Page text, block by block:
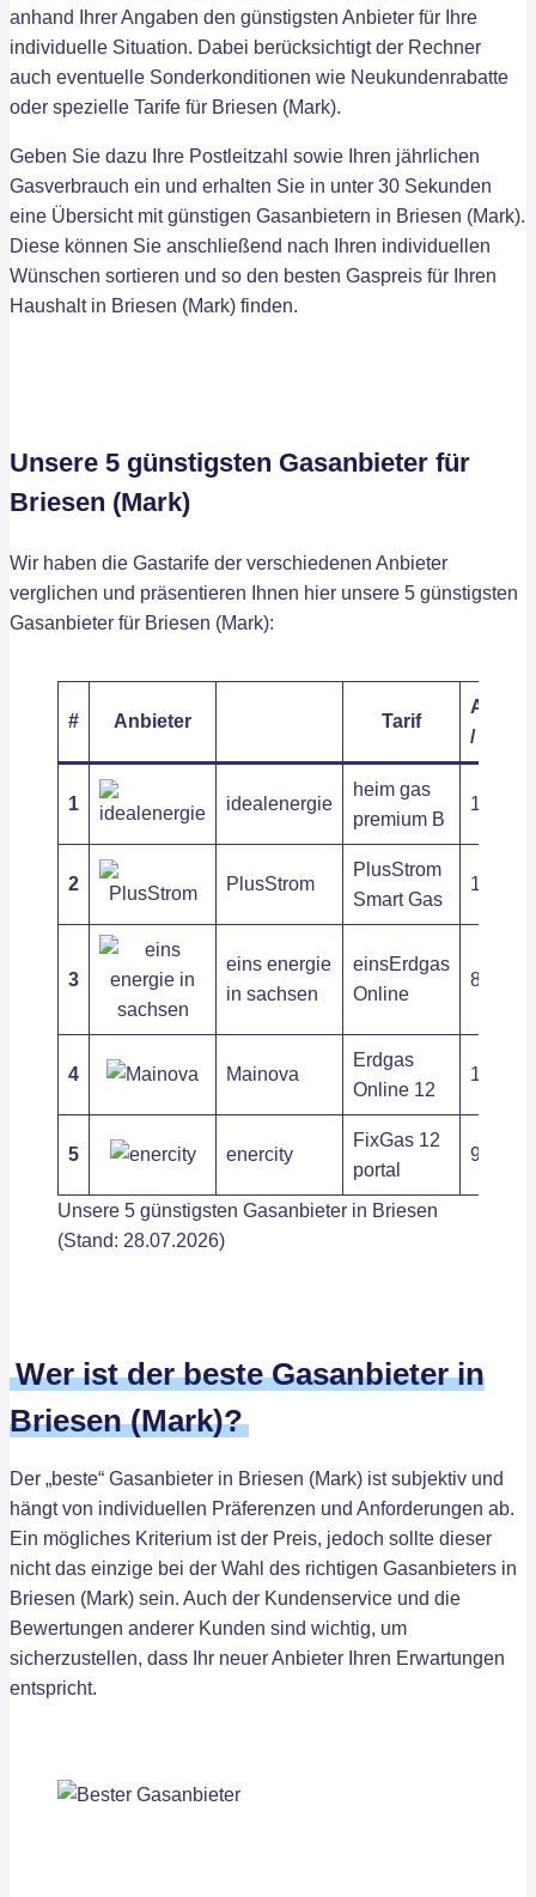
anhand Ihrer Angaben den günstigsten Anbieter für Ihre
individuelle Situation. Dabei berücksichtigt der Rechner
auch eventuelle Sonderkonditionen wie Neukundenrabatte
oder spezielle Tarife für Briesen (Mark).
Geben Sie dazu Ihre Postleitzahl sowie Ihren jährlichen
Gasverbrauch ein und erhalten Sie in unter 30 Sekunden
eine Übersicht mit günstigen Gasanbietern in Briesen (Mark).
Diese können Sie anschließend nach Ihren individuellen
Wünschen sortieren und so den besten Gaspreis für Ihren
Haushalt in Briesen (Mark) finden.
Unsere 5 günstigsten Gasanbieter für
Briesen (Mark)
Wir haben die Gastarife der verschiedenen Anbieter
verglichen und präsentieren Ihnen hier unsere 5 günstigsten
Gasanbieter für Briesen (Mark):
# Anbieter Tarif
/ kWh
1 idealenergie
heim gas
premium B
10,26 ct
2 PlusStrom
PlusStrom
Smart Gas
10,67 ct
3
eins energie
in sachsen
einsErdgas
Online
8,78 ct
4 Mainova
Erdgas
Online 12
10,19 ct
5 enercity
FixGas 12
portal
9,92 ct
Unsere 5 günstigsten Gasanbieter in Briesen
(Stand: 28.07.2026)
Wer ist der beste Gasanbieter in
Briesen (Mark)?
Der „beste“ Gasanbieter in Briesen (Mark) ist subjektiv und
hängt von individuellen Präferenzen und Anforderungen ab.
Ein mögliches Kriterium ist der Preis, jedoch sollte dieser
nicht das einzige bei der Wahl des richtigen Gasanbieters in
Briesen (Mark) sein. Auch der Kundenservice und die
Bewertungen anderer Kunden sind wichtig, um
sicherzustellen, dass Ihr neuer Anbieter Ihren Erwartungen
entspricht.